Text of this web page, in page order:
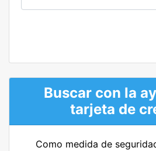
Buscar con la
tarjeta de
Como medida de